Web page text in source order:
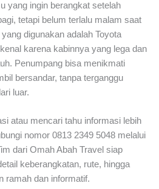
yang ingin berangkat setelah
tetapi belum terlalu malam saat
digunakan adalah Toyota
karena kabinnya yang lega dan
Penumpang bisa menikmati
bersandar, tanpa terganggu
luar.
atau mencari tahu informasi lebih
nomor 0813 2349 5048 melalui
dari Omah Abah Travel siap
keberangkatan, rute, hingga
ramah dan informatif.